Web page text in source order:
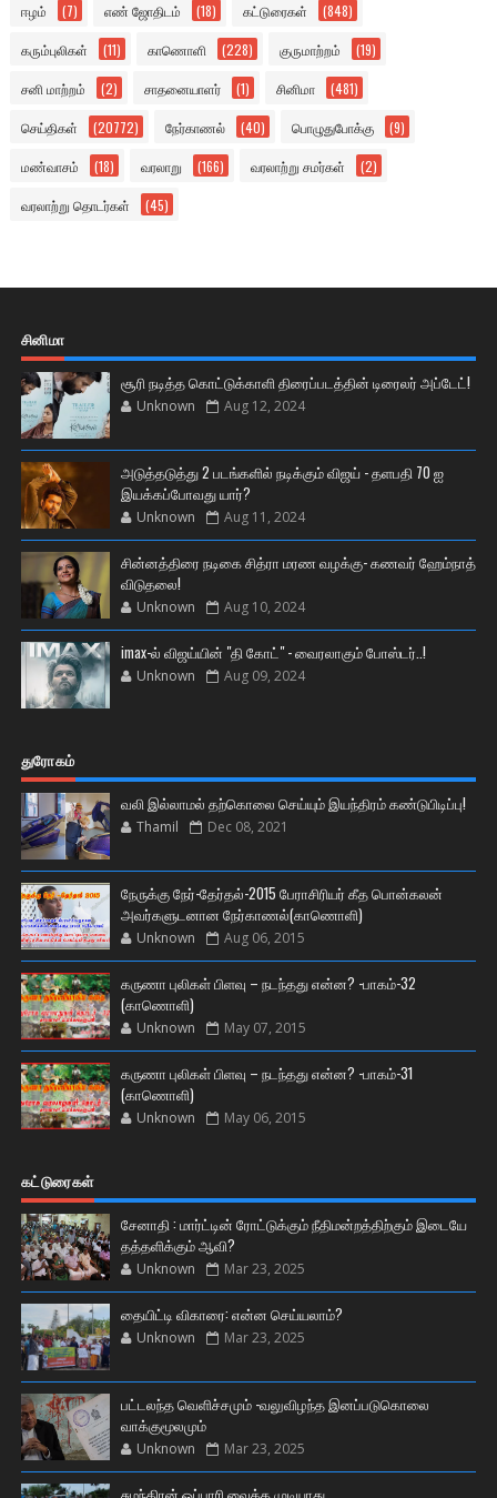
ஈழம் (7) எண் ஜோதிடம் (18) கட்டுரைகள் (848)
கரும்புலிகள் (11) காணொளி (228) குருமாற்றம் (19)
சனி மாற்றம் (2) சாதனையாளர் (1) சினிமா (481)
செய்திகள் (20772) நேர்காணல் (40) பொழுதுபோக்கு (9)
மண்வாசம் (18) வரலாறு (166) வரலாற்று சமர்கள் (2)
வரலாற்று தொடர்கள் (45)
சினிமா
சூரி நடித்த கொட்டுக்காளி திரைப்படத்தின் டிரைலர் அப்டேட்!
Unknown Aug 12, 2024
அடுத்தடுத்து 2 படங்களில் நடிக்கும் விஜய் - தளபதி 70 ஐ
இயக்கப்போவது யார்?
Unknown Aug 11, 2024
சின்னத்திரை நடிகை சித்ரா மரண வழக்கு- கணவர் ஹேம்நாத்
விடுதலை!
Unknown Aug 10, 2024
imax-ல் விஜய்யின் "தி கோட்" - வைரலாகும் போஸ்டர்..!
Unknown Aug 09, 2024
துரோகம்
வலி இல்லாமல் தற்கொலை செய்யும் இயந்திரம் கண்டுபிடிப்பு!
Thamil Dec 08, 2021
நேருக்கு நேர்-தேர்தல்-2015 பேராசிரியர் கீத பொன்கலன்
அவர்களுடனான நேர்காணல்(காணொளி)
Unknown Aug 06, 2015
கருணா புலிகள் பிளவு – நடந்தது என்ன? -பாகம்-32
(காணொளி)
Unknown May 07, 2015
கருணா புலிகள் பிளவு – நடந்தது என்ன? -பாகம்-31
(காணொளி)
Unknown May 06, 2015
கட்டுரைகள்
சேனாதி : மார்ட்டின் ரோட்டுக்கும் நீதிமன்றத்திற்கும் இடையே
தத்தளிக்கும் ஆவி?
Unknown Mar 23, 2025
தையிட்டி விகாரை: என்ன செய்யலாம்?
Unknown Mar 23, 2025
பட்டலந்த வெளிச்சமும் -வலுவிழந்த இனப்படுகொலை
வாக்குமூலமும்
Unknown Mar 23, 2025